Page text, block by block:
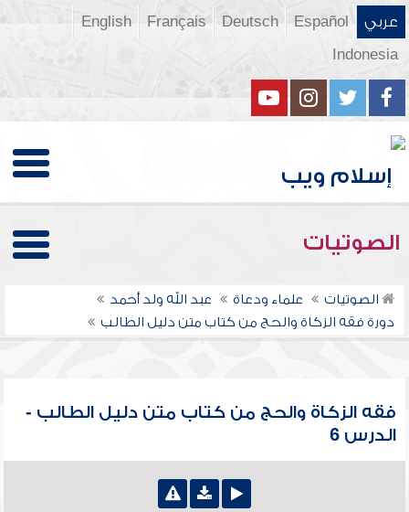
عربي Español
Deutsch
Français
English
Indonesia
الصوتيات
الصوتيات علماء ودعاة
عبد الله ولد أحمد
دورة فقه الزكاة والحج من كتاب متن دليل الطالب
فقه الزكاة والحج من كتاب متن دليل الطالب -
الدرس 6